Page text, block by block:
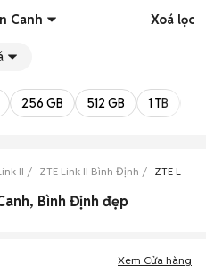
Canh Xoá lọc
256 GB 512 GB 1 TB
II ZTE Link II Bình Định ZTE Link
Bình Định đẹp
Xem Cửa hàng